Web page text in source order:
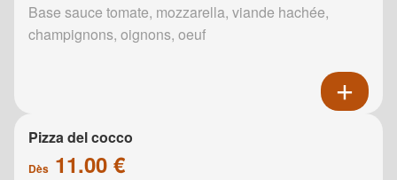
Base sauce tomate, mozzarella, viande hachée,
champignons, oignons, oeuf
Pizza del cocco
Dès 11.00 €